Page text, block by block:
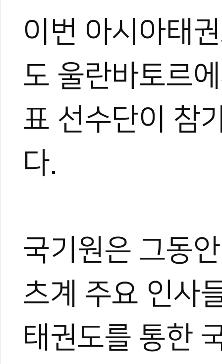
이번 아시아태
도 울란바토르
표 선수단이 참
다.
국기원은 그동
츠계 주요 인사
태권도를 통한
[전민우의 마음
국기원 태권도
2026 세계태권